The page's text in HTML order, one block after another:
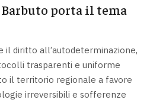
porta il tema
il diritto all’autodeterminazione,
trasparenti e uniforme
il territorio regionale a favore
irreversibili e sofferenze